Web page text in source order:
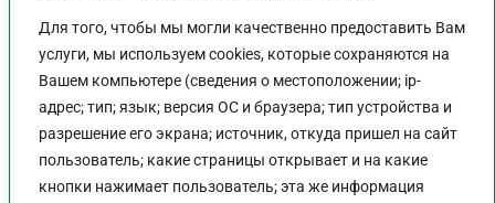
Для того, чтобы мы могли качественно предоставить Вам
услуги, мы используем cookies, которые сохраняются на
Вашем компьютере (сведения о местоположении; ip-
адрес; тип; язык; версия ОС и браузера; тип устройства и
разрешение его экрана; источник, откуда пришел на сайт
пользователь; какие страницы открывает и на какие
кнопки нажимает пользователь; эта же информация
График работы